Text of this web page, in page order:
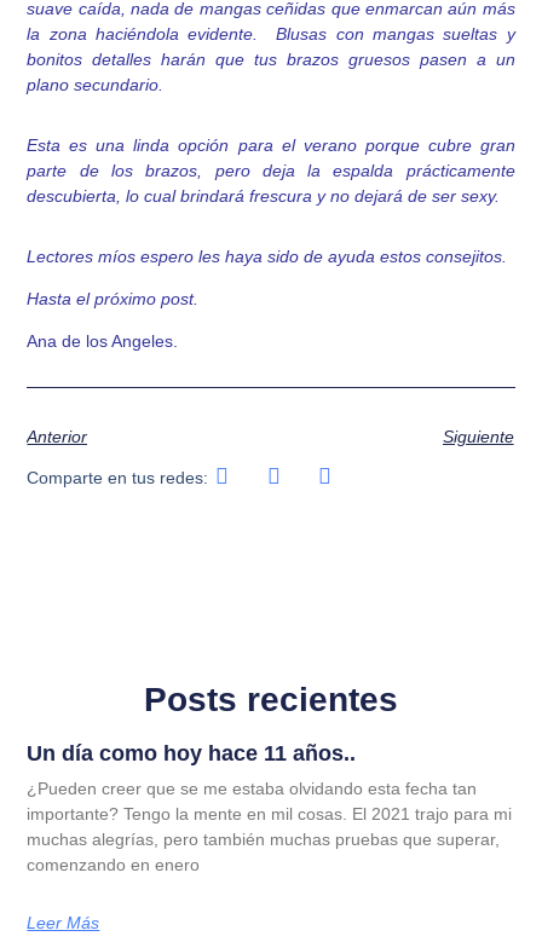
suave caída, nada de mangas ceñidas que enmarcan aún más
la zona haciéndola evidente. Blusas con mangas sueltas y
bonitos detalles harán que tus brazos gruesos pasen a un
plano secundario.
Esta es una linda opción para el verano porque cubre gran
parte de los brazos, pero deja la espalda prácticamente
descubierta, lo cual brindará frescura y no dejará de ser sexy.
Lectores míos espero les haya sido de ayuda estos consejitos.
Hasta el próximo post.
Ana de los Angeles.
Anterior Siguiente
Comparte en tus redes:
Posts recientes
Un día como hoy hace 11 años..
¿Pueden creer que se me estaba olvidando esta fecha tan
importante? Tengo la mente en mil cosas. El 2021 trajo para mi
muchas alegrías, pero también muchas pruebas que superar,
comenzando en enero
Leer Más